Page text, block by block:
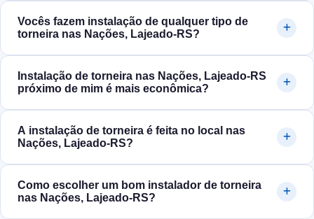
Vocês fazem instalação de qualquer tipo de
torneira nas Nações, Lajeado‑RS?
Instalação de torneira nas Nações, Lajeado‑RS
próximo de mim é mais econômica?
A instalação de torneira é feita no local nas
Nações, Lajeado‑RS?
Como escolher um bom instalador de torneira
nas Nações, Lajeado‑RS?